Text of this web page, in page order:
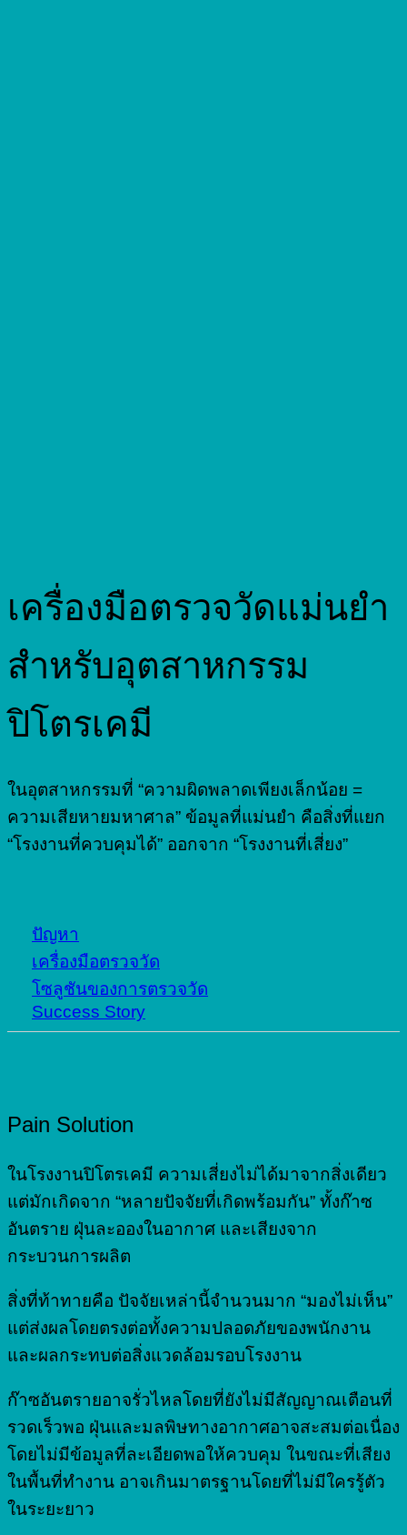
เครื่องมือตรวจวัดแม่นยำ
สำหรับอุตสาหกรรม
ปิโตรเคมี
ในอุตสาหกรรมที่ “ความผิดพลาดเพียงเล็กน้อย =
ความเสียหายมหาศาล” ข้อมูลที่แม่นยำ คือสิ่งที่แยก
“โรงงานที่ควบคุมได้” ออกจาก “โรงงานที่เสี่ยง”
ปัญหา
เครื่องมือตรวจวัด
โซลูชันของการตรวจวัด
Success Story
Pain Solution
ในโรงงานปิโตรเคมี ความเสี่ยงไม่ได้มาจากสิ่งเดียว
แต่มักเกิดจาก “หลายปัจจัยที่เกิดพร้อมกัน” ทั้งก๊าซ
อันตราย ฝุ่นละอองในอากาศ และเสียงจาก
กระบวนการผลิต
สิ่งที่ท้าทายคือ ปัจจัยเหล่านี้จำนวนมาก “มองไม่เห็น”
แต่ส่งผลโดยตรงต่อทั้งความปลอดภัยของพนักงาน
และผลกระทบต่อสิ่งแวดล้อมรอบโรงงาน
ก๊าซอันตรายอาจรั่วไหลโดยที่ยังไม่มีสัญญาณเตือนที่
รวดเร็วพอ ฝุ่นและมลพิษทางอากาศอาจสะสมต่อเนื่อง
โดยไม่มีข้อมูลที่ละเอียดพอให้ควบคุม ในขณะที่เสียง
ในพื้นที่ทำงาน อาจเกินมาตรฐานโดยที่ไม่มีใครรู้ตัว
ในระยะยาว